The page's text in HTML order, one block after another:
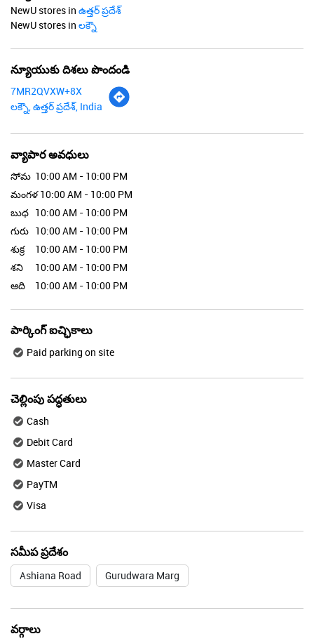
NewU stores in ఉత్తర్ ప్రదేశ్
NewU stores in లక్నౌ
న్యూయుకు దిశలు పొందండి
7MR2QVXW+8X
లక్నౌ, ఉత్తర్ ప్రదేశ్, India
వ్యాపార అవధులు
సోమ 10:00 AM - 10:00 PM
మంగళ 10:00 AM - 10:00 PM
బుధ 10:00 AM - 10:00 PM
గురు 10:00 AM - 10:00 PM
శుక్ర
10:00 AM - 10:00 PM
శని
10:00 AM - 10:00 PM
ఆది
10:00 AM - 10:00 PM
పార్కింగ్ ఐచ్ఛికాలు
Paid parking on site
చెల్లింపు పద్ధతులు
Cash
Debit Card
Master Card
PayTM
Visa
సమీప ప్రదేశం
Ashiana Road Gurudwara Marg
వర్గాలు